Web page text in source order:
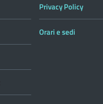
Privacy Policy
Orari e sedi